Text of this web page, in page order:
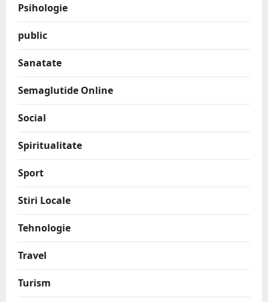
Psihologie
public
Sanatate
Semaglutide Online
Social
Spiritualitate
Sport
Stiri Locale
Tehnologie
Travel
Turism